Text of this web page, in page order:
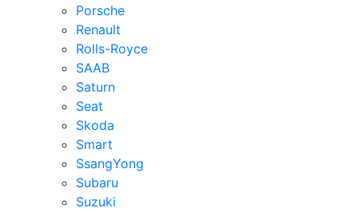
Porsche
Renault
Rolls-Royce
SAAB
Saturn
Seat
Skoda
Smart
SsangYong
Subaru
Suzuki